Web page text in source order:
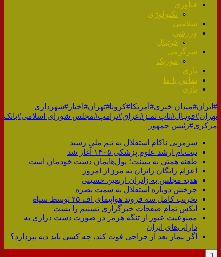
فناوری
تکنولوژی
سلامتی
ورزشی
فوتبال
سرگرمی
موزیک
بازی
تماس با ما
بازی
#ایران#میدان خبری#آمریکا#کرونا#تهران#اخبار #شهرداری
تهران#فوتبال#تاپ تمـز #عراق#ترامپ#مجلس شورای اسلامی#بانک
مرکزی#رئیس جمهور
سرمربی ناکام استقلال به تیم ملی رسید
ثبت‌نام ارشد علوم پزشکی ۱۴۰۵ آغاز شد
طعنه همتی به بسنت؛ پول‌هایمان دست خودمان است
اعزام رایگان زائران‌ به مرز ‌از امروز
هدیه مجلس به زائران اربعین حسینی
چرخش دوباره استقلال به سمت بصره
تخریب کامل سه فروند هواپیمای اف ۳۵ توسط سپاه
ایکس تمام صفحات خبرگزاری تسنیم را بست
ممنوعیت عبور از تنگه هرمز در صورت دست درازی به
دارایی‌های ایران
اگر بیمار بعد از جراحی فوت کند، چه کسی باید دیه بپردازد؟